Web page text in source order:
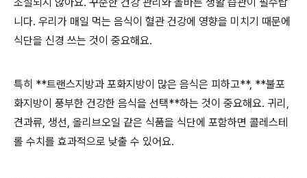
니다. 우리가 매일 먹는 음식이 혈관 건강에 영향을 미치기 때문에
식단을 신경 쓰는 것이 중요해요.
특히 **트랜스지방과 포화지방이 많은 음식은 피하고**, **불포
화지방이 풍부한 건강한 음식을 선택**하는 것이 중요해요. 귀리,
견과류, 생선, 올리브오일 같은 식품을 식단에 포함하면 콜레스테
롤 수치를 효과적으로 낮출 수 있어요.